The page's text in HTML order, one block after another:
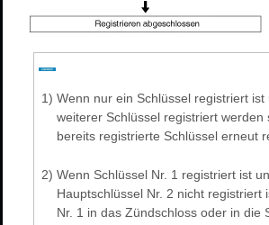
1) Wenn nur ein Schlüssel registriert ist
weiterer Schlüssel registriert werden
bereits registrierte Schlüssel erneut
2) Wenn Schlüssel Nr. 1 registriert ist
Hauptschlüssel Nr. 2 nicht registriert
Nr. 1 in das Zündschloss oder in die